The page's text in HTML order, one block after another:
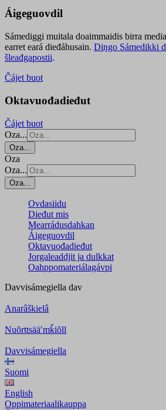
Áigeguovdil
Sámediggi muitala doaimmaidis birra
earret eará dieđáhusain. Diŋgo Sámedikki
šleađgapostii.
Čájet buot
Oktavuođadieđut
Čájet buot
Oza...
Oza...
Oza
Oza...
Oza...
Ovdasiidu
Dieđut mis
Mearrádusdahkan
Áigeguovdil
Oktavuođadieđut
Jorgaleaddjit ja dulkkat
Oahppomateriálagávpi
Davvisámegiella dav
Anarâškielâ
Nuõrttsääʹmǩiõll
Davvisámegiella
Suomi
English
Oppimateriaalikauppa